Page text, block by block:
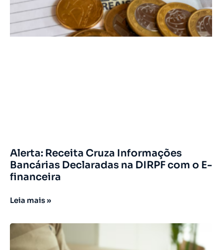
Alerta: Receita Cruza Informações
Bancárias Declaradas na DIRPF com o E-
financeira
Leia mais »